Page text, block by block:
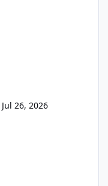
Jul 26, 2026